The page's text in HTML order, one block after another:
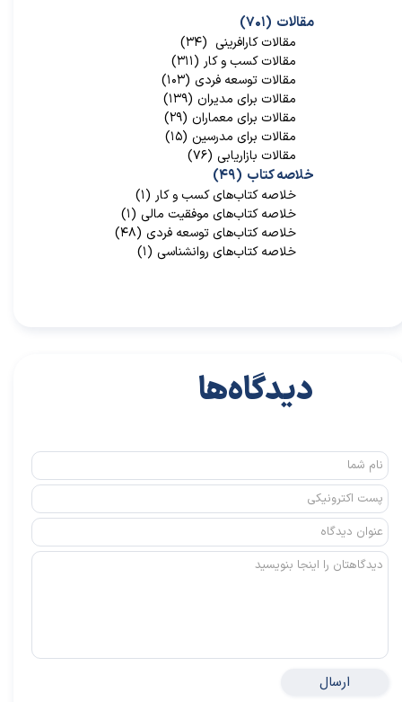
مقالات (۷۰۱)
مقالات کارافرینی (۳۴)
مقالات کسب و کار (۳۱۱)
مقالات توسعه فردی (۱۰۳)
مقالات برای مدیران (۱۳۹)
مقالات برای معماران (۲۹)
مقالات برای مدرسین (۱۵)
مقالات بازاریابی (۷۶)
خلاصه کتاب (۴۹)
خلاصه کتاب‌‌های کسب و کار (۱)
خلاصه کتاب‌‌های موفقیت مالی (۱)
خلاصه کتاب‌های توسعه فردی (۴۸)
خلاصه کتاب‌های روانشناسی (۱)
ارسال
دیدگاه‌ها